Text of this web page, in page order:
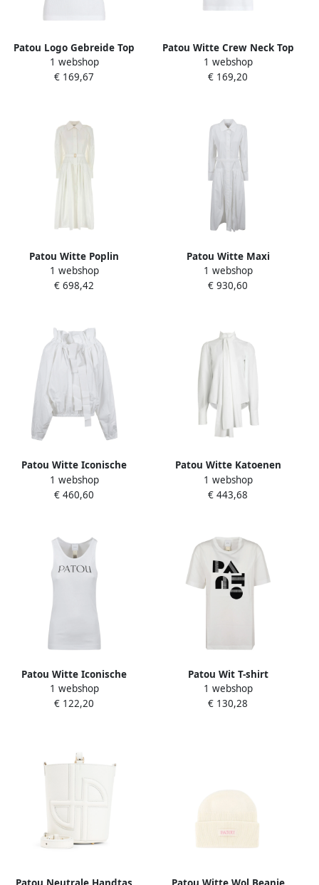
Patou Logo Gebreide Top
met Ritssluiting White
Dames
1 webshop
€ 169,67
Patou Witte Crew Neck Top
White Dames
1 webshop
€ 169,20
Patou Witte Poplin
Overhemdjurk White
Dames
1 webshop
€ 698,42
Patou Witte Maxi
Overhemdjurk White
Dames
1 webshop
€ 930,60
Patou Witte Iconische
Volume Top Shirt White
Dames
1 webshop
€ 460,60
Patou Witte Katoenen
Opstaande Kraag Shirt
White Dames
1 webshop
€ 443,68
Patou Witte Iconische
Tanktop White Dames
1 webshop
€ 122,20
Patou Wit T-shirt
Dameskleding White Dames
1 webshop
€ 130,28